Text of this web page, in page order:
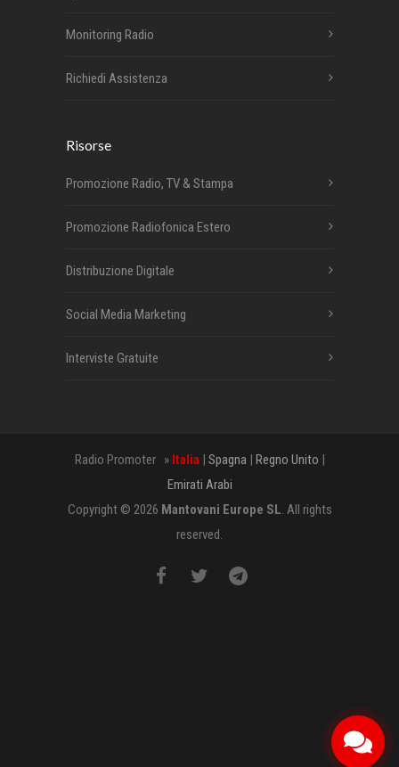
Monitoring Radio
Richiedi Assistenza
Risorse
Promozione Radio, TV & Stampa
Promozione Radiofonica Estero
Distribuzione Digitale
Social Media Marketing
Interviste Gratuite
Radio Promoter » Italia| Spagna | Regno Unito |
Emirati Arabi
Copyright © 2026 Mantovani Europe SL. All rights
reserved.